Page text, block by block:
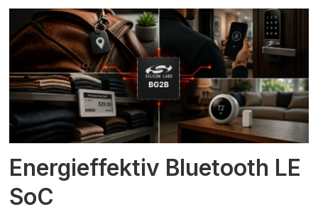
Energieffektiv Bluetooth LE
SoC